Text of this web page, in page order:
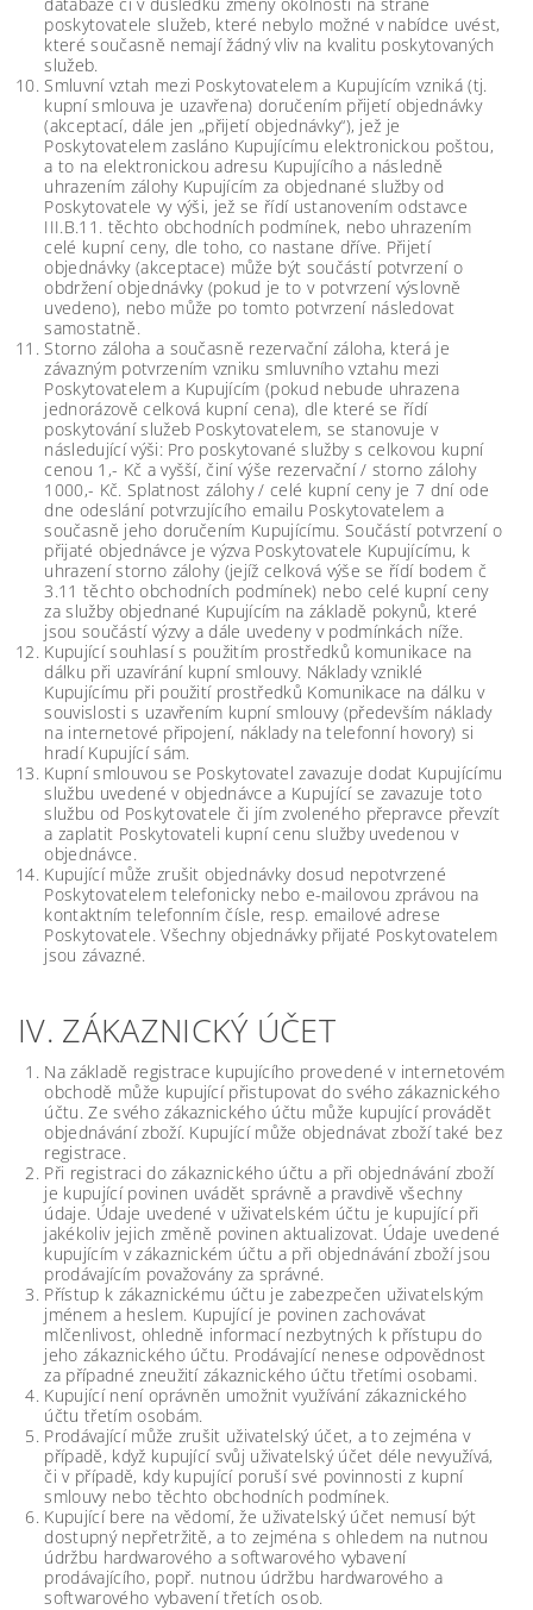
poskytovatele služeb, které nebylo možné v nabídce uvést,
které současně nemají žádný vliv na kvalitu poskytovaných
služeb.
Smluvní vztah mezi Poskytovatelem a Kupujícím vzniká (tj.
kupní smlouva je uzavřena) doručením přijetí objednávky
(akceptací, dále jen „přijetí objednávky“), jež je
Poskytovatelem zasláno Kupujícímu elektronickou poštou,
a to na elektronickou adresu Kupujícího a následně
uhrazením zálohy Kupujícím za objednané služby od
Poskytovatele vy výši, jež se řídí ustanovením odstavce
III.B.11. těchto obchodních podmínek, nebo uhrazením
celé kupní ceny, dle toho, co nastane dříve. Přijetí
objednávky (akceptace) může být součástí potvrzení o
obdržení objednávky (pokud je to v potvrzení výslovně
uvedeno), nebo může po tomto potvrzení následovat
samostatně.
Storno záloha a současně rezervační záloha, která je
závazným potvrzením vzniku smluvního vztahu mezi
Poskytovatelem a Kupujícím (pokud nebude uhrazena
jednorázově celková kupní cena), dle které se řídí
poskytování služeb Poskytovatelem, se stanovuje v
následující výši: Pro poskytované služby s celkovou kupní
cenou 1,- Kč a vyšší, činí výše rezervační / storno zálohy
1000,- Kč. Splatnost zálohy / celé kupní ceny je 7 dní ode
dne odeslání potvrzujícího emailu Poskytovatelem a
současně jeho doručením Kupujícímu. Součástí potvrzení o
přijaté objednávce je výzva Poskytovatele Kupujícímu, k
uhrazení storno zálohy (jejíž celková výše se řídí bodem č
3.11 těchto obchodních podmínek) nebo celé kupní ceny
za služby objednané Kupujícím na základě pokynů, které
jsou součástí výzvy a dále uvedeny v podmínkách níže.
Kupující souhlasí s použitím prostředků komunikace na
dálku při uzavírání kupní smlouvy. Náklady vzniklé
Kupujícímu při použití prostředků Komunikace na dálku v
souvislosti s uzavřením kupní smlouvy (především náklady
na internetové připojení, náklady na telefonní hovory) si
hradí Kupující sám.
Kupní smlouvou se Poskytovatel zavazuje dodat Kupujícímu
službu uvedené v objednávce a Kupující se zavazuje toto
službu od Poskytovatele či jím zvoleného přepravce převzít
a zaplatit Poskytovateli kupní cenu služby uvedenou v
objednávce.
Kupující může zrušit objednávky dosud nepotvrzené
Poskytovatelem telefonicky nebo e-mailovou zprávou na
kontaktním telefonním čísle, resp. emailové adrese
Poskytovatele. Všechny objednávky přijaté Poskytovatelem
jsou závazné.
IV. ZÁKAZNICKÝ ÚČET
Na základě registrace kupujícího provedené v internetovém
obchodě může kupující přistupovat do svého zákaznického
účtu. Ze svého zákaznického účtu může kupující provádět
objednávání zboží. Kupující může objednávat zboží také bez
registrace.
Při registraci do zákaznického účtu a při objednávání zboží
je kupující povinen uvádět správně a pravdivě všechny
údaje. Údaje uvedené v uživatelském účtu je kupující při
jakékoliv jejich změně povinen aktualizovat. Údaje uvedené
kupujícím v zákaznickém účtu a při objednávání zboží jsou
prodávajícím považovány za správné.
Přístup k zákaznickému účtu je zabezpečen uživatelským
jménem a heslem. Kupující je povinen zachovávat
mlčenlivost, ohledně informací nezbytných k přístupu do
jeho zákaznického účtu. Prodávající nenese odpovědnost
za případné zneužití zákaznického účtu třetími osobami.
Kupující není oprávněn umožnit využívání zákaznického
účtu třetím osobám.
Prodávající může zrušit uživatelský účet, a to zejména v
případě, když kupující svůj uživatelský účet déle nevyužívá,
či v případě, kdy kupující poruší své povinnosti z kupní
smlouvy nebo těchto obchodních podmínek.
Kupující bere na vědomí, že uživatelský účet nemusí být
dostupný nepřetržitě, a to zejména s ohledem na nutnou
údržbu hardwarového a softwarového vybavení
prodávajícího, popř. nutnou údržbu hardwarového a
softwarového vybavení třetích osob.